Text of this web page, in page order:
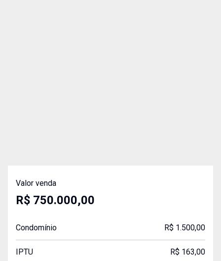
Valor venda
R$ 750.000,00
Condomínio R$ 1.500,00
IPTU R$ 163,00